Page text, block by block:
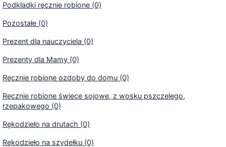
Podkładki ręcznie robione (0)
Pozostałe (0)
Prezent dla nauczyciela (0)
Prezenty dla Mamy (0)
Ręcznie robione ozdoby do domu (0)
Ręcznie robione świece sojowe, z wosku pszczelego,
rzepakowego (0)
Rękodzieło na drutach (0)
Rękodzieło na szydełku (0)